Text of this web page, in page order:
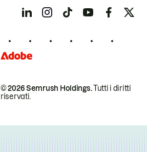
© 2026 Semrush Holdings.Tutti i diritti
riservati.